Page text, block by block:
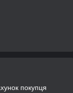
покупця